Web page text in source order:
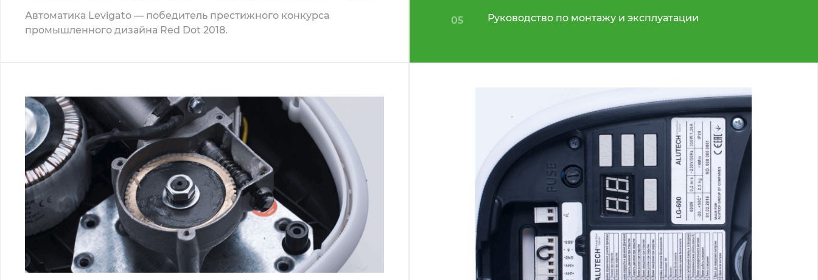
Автоматика Levigato — победитель престижного конкурса
промышленного дизайна Red Dot 2018.
05 Руководство по монтажу и эксплуатации